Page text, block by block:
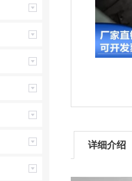
详细介绍